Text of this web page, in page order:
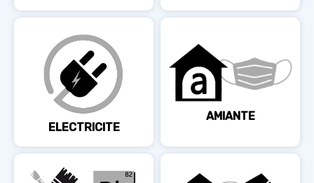
ELECTRICITE
AMIANTE